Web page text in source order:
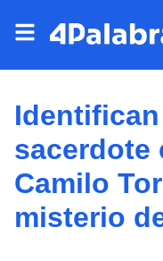
sacerdote
Camilo
misterio